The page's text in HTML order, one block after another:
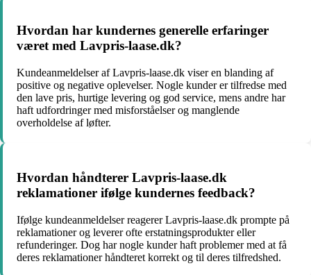
Hvordan har kundernes generelle erfaringer
været med Lavpris-laase.dk?
Kundeanmeldelser af Lavpris-laase.dk viser en blanding af
positive og negative oplevelser. Nogle kunder er tilfredse med
den lave pris, hurtige levering og god service, mens andre har
haft udfordringer med misforståelser og manglende
overholdelse af løfter.
Hvordan håndterer Lavpris-laase.dk
reklamationer ifølge kundernes feedback?
Ifølge kundeanmeldelser reagerer Lavpris-laase.dk prompte på
reklamationer og leverer ofte erstatningsprodukter eller
refunderinger. Dog har nogle kunder haft problemer med at få
deres reklamationer håndteret korrekt og til deres tilfredshed.